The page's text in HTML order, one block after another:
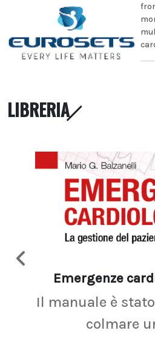
LIBRERIA
Emergenze
Il manuale è
colmare